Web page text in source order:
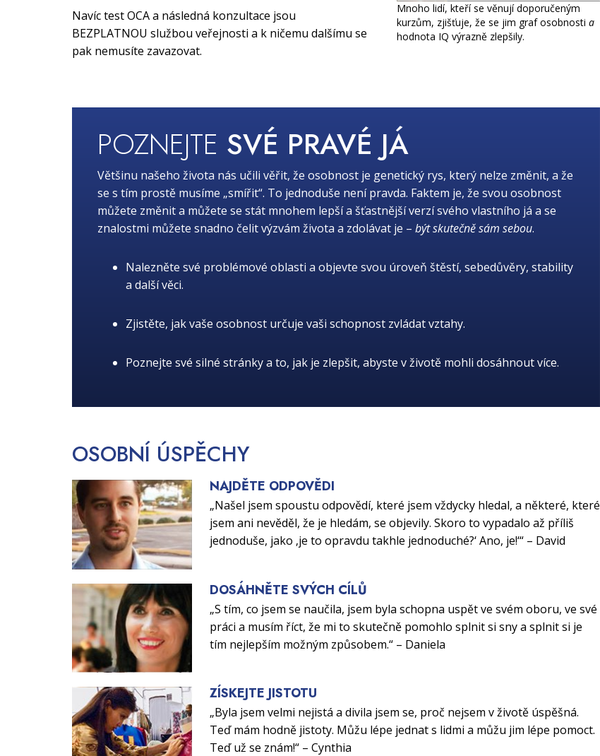
Navíc test OCA a následná konzultace jsou
BEZPLATNOU službou veřejnosti a k ničemu dalšímu se
pak nemusíte zavazovat.
Mnoho lidí, kteří se věnují doporučeným
kurzům, zjišťuje, že se jim graf osobnosti a
hodnota IQ výrazně zlepšily.
POZNEJTE SVÉ PRAVÉ JÁ
Většinu našeho života nás učili věřit, že osobnost je genetický rys, který nelze změnit, a že
se s tím prostě musíme „smířit“. To jednoduše není pravda. Faktem je, že svou osobnost
můžete změnit a můžete se stát mnohem lepší a šťastnější verzí svého vlastního já a se
znalostmi můžete snadno čelit výzvám života a zdolávat je – být skutečně sám sebou.
Nalezněte své problémové oblasti a objevte svou úroveň štěstí, sebedůvěry, stability
a další věci.
Zjistěte, jak vaše osobnost určuje vaši schopnost zvládat vztahy.
Poznejte své silné stránky a to, jak je zlepšit, abyste v životě mohli dosáhnout více.
OSOBNÍ ÚSPĚCHY
NAJDĚTE ODPOVĚDI
„Našel jsem spoustu odpovědí, které jsem vždycky hledal, a některé, které
jsem ani nevěděl, že je hledám, se objevily. Skoro to vypadalo až příliš
jednoduše, jako ‚je to opravdu takhle jednoduché?‘ Ano, je!‘“ – David
DOSÁHNĚTE SVÝCH CÍLŮ
„S tím, co jsem se naučila, jsem byla schopna uspět ve svém oboru, ve své
práci a musím říct, že mi to skutečně pomohlo splnit si sny a splnit si je
tím nejlepším možným způsobem.“ – Daniela
ZÍSKEJTE JISTOTU
„Byla jsem velmi nejistá a divila jsem se, proč nejsem v životě úspěšná.
Teď mám hodně jistoty. Můžu lépe jednat s lidmi a můžu jim lépe pomoct.
Teď už se znám!“ – Cynthia